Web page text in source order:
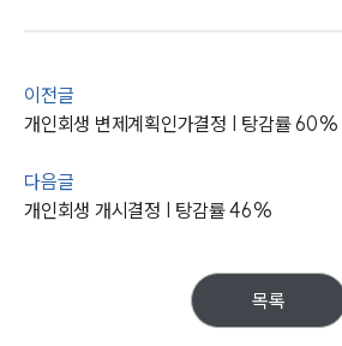
오시는 길
글로벌 파트너 로펌
통합검색
AI대륜
이전글
개인회생 변제계획인가결정 | 탕감률 60%
다음글
개인회생 개시결정 | 탕감률 46%
목록